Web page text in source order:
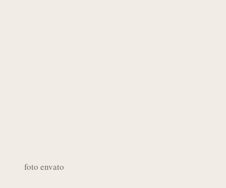
foto envato